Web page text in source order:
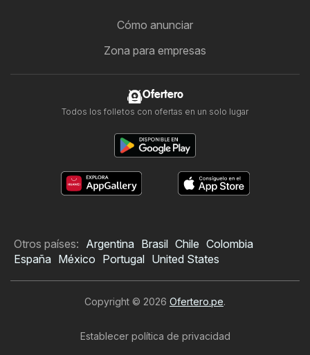
Cómo anunciar
Zona para empresas
Ofertero
Todos los folletos con ofertas en un solo lugar
Otros países: Argentina Brasil Chile Colombia
España México Portugal United States
Copyright © 2026 Ofertero.pe.
Establecer política de privacidad